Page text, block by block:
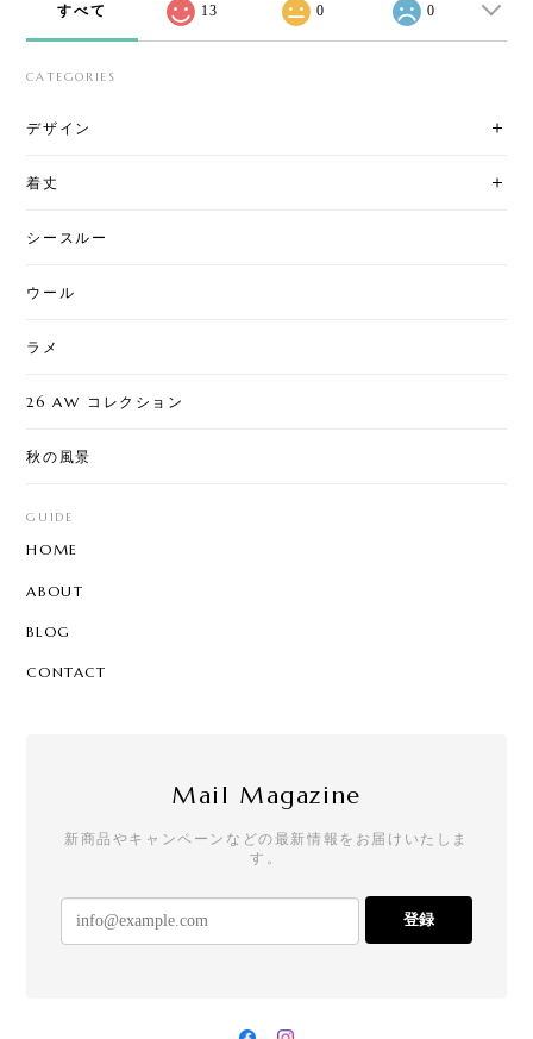
すべて 13 0 0
CATEGORIES
デザイン
着丈
シースルー
ウール
ラメ
26 AW コレクション
秋の風景
GUIDE
HOME
ABOUT
BLOG
CONTACT
Mail Magazine
新商品やキャンペーンなどの最新情報をお届けいたしま
す。
登録